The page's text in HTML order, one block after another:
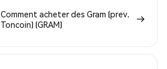
Comment acheter des Gram (prev.
Toncoin) (GRAM)